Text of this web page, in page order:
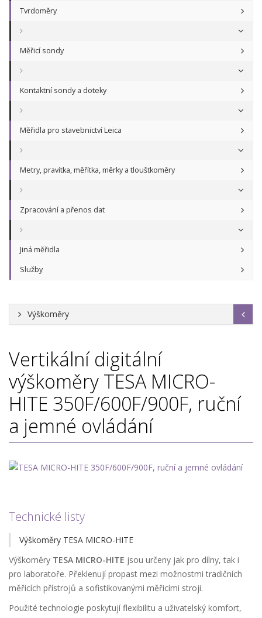
Tvrdoměry
Měřicí sondy
Kontaktní sondy a doteky
Měřidla pro stavebnictví Leica
Metry, pravítka, měřítka, měrky a tloušťkoměry
Zpracování a přenos dat
Jiná měřidla
Služby
Výškoměry
Vertikální digitální
výškoměry TESA MICRO-
HITE 350F/600F/900F, ruční
a jemné ovládání
Technické listy
Výškoměry TESA MICRO-HITE
Výškoměry TESA MICRO-HITE jsou určeny jak pro dílny, tak i
pro laboratoře. Překlenují propast mezi možnostmi tradičních
měřicích přístrojů a sofistikovanými měřicími stroji.
Použité technologie poskytují flexibilitu a uživatelský komfort,